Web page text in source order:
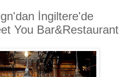
İngiltere'de
You Bar&Restaurant